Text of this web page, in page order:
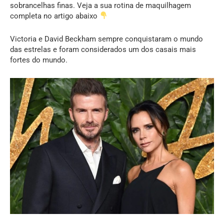
sobrancelhas finas. Veja a sua rotina de maquilhagem
completa no artigo abaixo
Victoria e David Beckham sempre conquistaram o mundo
das estrelas e foram considerados um dos casais mais
fortes do mundo.